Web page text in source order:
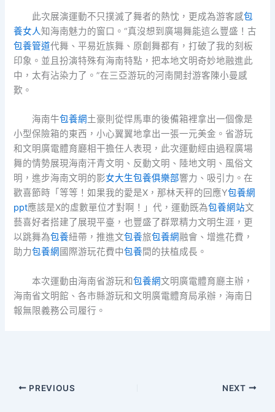
此次展演運動不只撲滅了舞者的熱忱，更成為游客感包
養女人知海南魅力的窗口。“真沒想到廣場舞能這么豐盛！古
包養管道代舞、平易近族舞、原創舞都有，打破了我的刻板
印象。並且扮演特殊有海南特點，把本地文明奇妙地融進此
中，太有沾染力了。”在三亞游玩的河南開封游客陳小曼感
歎。
海南牛包養網土豪則從悍馬車的後備箱裡拿出一個像是
小型保險箱的東西，小心翼翼地拿出一張一元美金。省游玩
和文明廣電體育廳相干擔任人表現，此次運動經由過程廣場
舞的情勢展現海南汗青文明、反動文明、陸地文明、風俗文
明，進步海南文明的影女大生包養俱樂部響力、吸引力。在
歡喜節時「等等！如果我的愛是X，那林天秤的回應Y包養網
ppt應該是X的虛數單位才對啊！」代，運動既為包養網站文
藝喜好者搭建了展現平臺，也豐盛了群眾精力文明生涯，更
以跳舞為包養紐帶，推進文包養旅包養網融會、增進花費，
助力包養網 國際游玩花費中包養間的扶植成長。
本次運動由海南省游玩和包養網文明廣電體育廳主辦，
海南省文明館、各市縣游玩和文明廣電體育局承辦，海南日
報無限義務公司履行。
PREVIOUS NEXT